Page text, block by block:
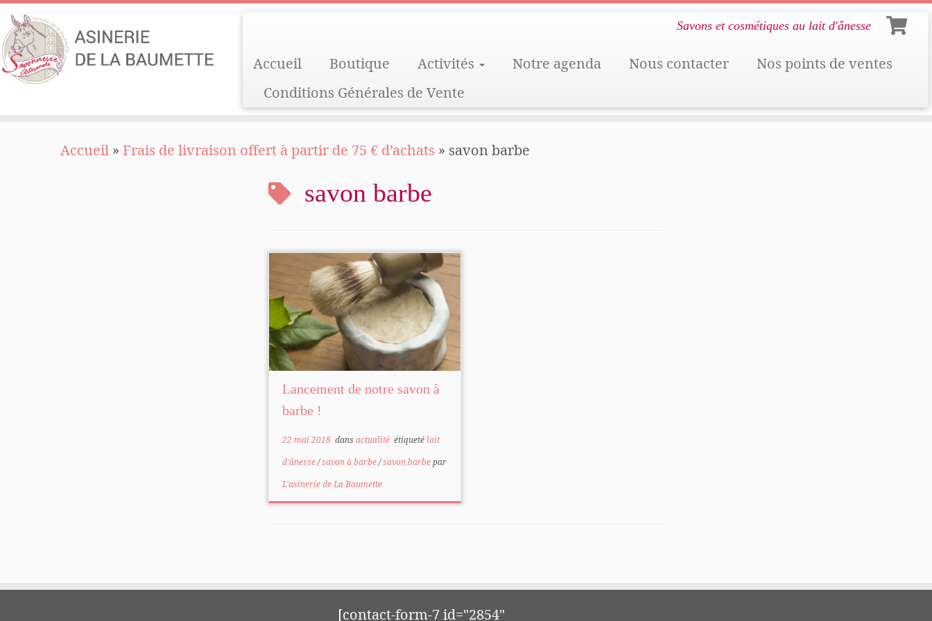
Savons et cosmétiques au lait d'ânesse
Accueil Boutique Activités Notre agenda Nous contacter
Nos points de ventes
Conditions Générales de Vente
Accueil » Frais de livraison offert à partir de 75 € d’achats » savon barbe
savon barbe
Lancement de notre savon à
barbe !
22 mai 2018 dansactualité étiqueté lait
d'ânesse/savon à barbe/savon barbepar
L'asinerie de La Baumette
[contact-form-7 id="2854"